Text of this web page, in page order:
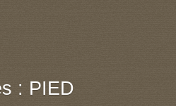
: PIED